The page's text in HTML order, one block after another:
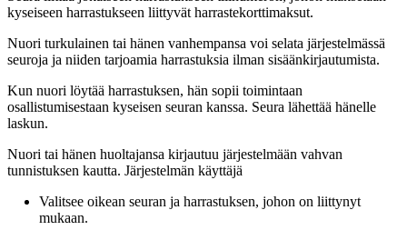
kyseiseen harrastukseen liittyvät harrastekorttimaksut.
Nuori turkulainen tai hänen vanhempansa voi selata järjestelmässä
seuroja ja niiden tarjoamia harrastuksia ilman sisäänkirjautumista.
Kun nuori löytää harrastuksen, hän sopii toimintaan
osallistumisestaan kyseisen seuran kanssa. Seura lähettää hänelle
laskun.
Nuori tai hänen huoltajansa kirjautuu järjestelmään vahvan
tunnistuksen kautta. Järjestelmän käyttäjä
Valitsee oikean seuran ja harrastuksen, johon on liittynyt
mukaan.